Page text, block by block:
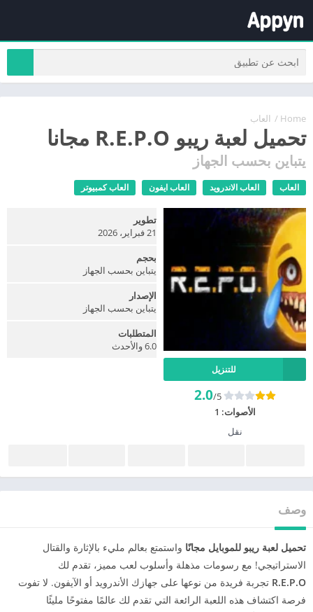
Home
/ العاب
تحميل لعبة ريبو R.E.P.O مجانا
يتباين بحسب الجهاز
العاب العاب الاندرويد العاب ايفون العاب كمبيوتر
للتنزيل
2.0/5
الأصوات: 1
نقل
تطوير
21 فبراير، 2026
بحجم
يتباين بحسب الجهاز
الإصدار
يتباين بحسب الجهاز
المتطلبات
6.0 والأحدث
وصف
تحميل لعبة ريبو للموبايل مجانًا واستمتع بعالم مليء بالإثارة والقتال
الاستراتيجي! مع رسومات مذهلة وأسلوب لعب مميز، تقدم لك
R.E.P.O تجربة فريدة من نوعها على جهازك الأندرويد أو الآيفون. لا تفوت
فرصة اكتشاف هذه اللعبة الرائعة التي تقدم لك عالمًا مفتوحًا مليئًا